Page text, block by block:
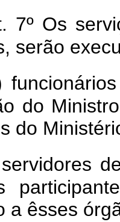
7º Os
serão
do
do
a êsses